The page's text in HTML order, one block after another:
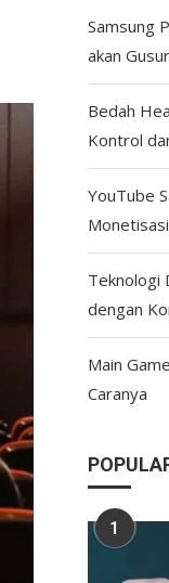
Samsung
akan
Bedah
Kontrol
YouTube
Teknologi
dengan
Main
Caranya
1